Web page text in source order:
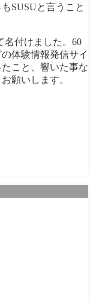
SUSUと言うこと
名付けました。60
体験情報発信サイ
こと、響いた事な
願いします。